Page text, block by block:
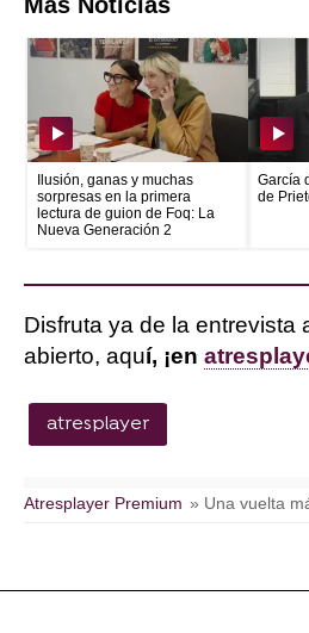
Ilusión, ganas y muchas
sorpresas en la primera
lectura de guion de Foq: La
Nueva Generación 2
García
de
Disfruta ya de la entrevista
abierto, aquí, ¡en
atresplayer
Atresplayer Premium » Una vuelta